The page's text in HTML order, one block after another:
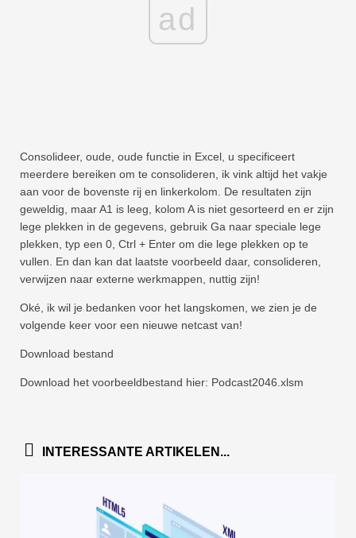
ad
Consolideer, oude, oude functie in Excel, u specificeert
meerdere bereiken om te consolideren, ik vink altijd het vakje
aan voor de bovenste rij en linkerkolom. De resultaten zijn
geweldig, maar A1 is leeg, kolom A is niet gesorteerd en er zijn
lege plekken in de gegevens, gebruik Ga naar speciale lege
plekken, typ een 0, Ctrl + Enter om die lege plekken op te
vullen. En dan kan dat laatste voorbeeld daar, consolideren,
verwijzen naar externe werkmappen, nuttig zijn!
Oké, ik wil je bedanken voor het langskomen, we zien je de
volgende keer voor een nieuwe netcast van!
Download bestand
Download het voorbeeldbestand hier: Podcast2046.xlsm
INTERESSANTE ARTIKELEN...